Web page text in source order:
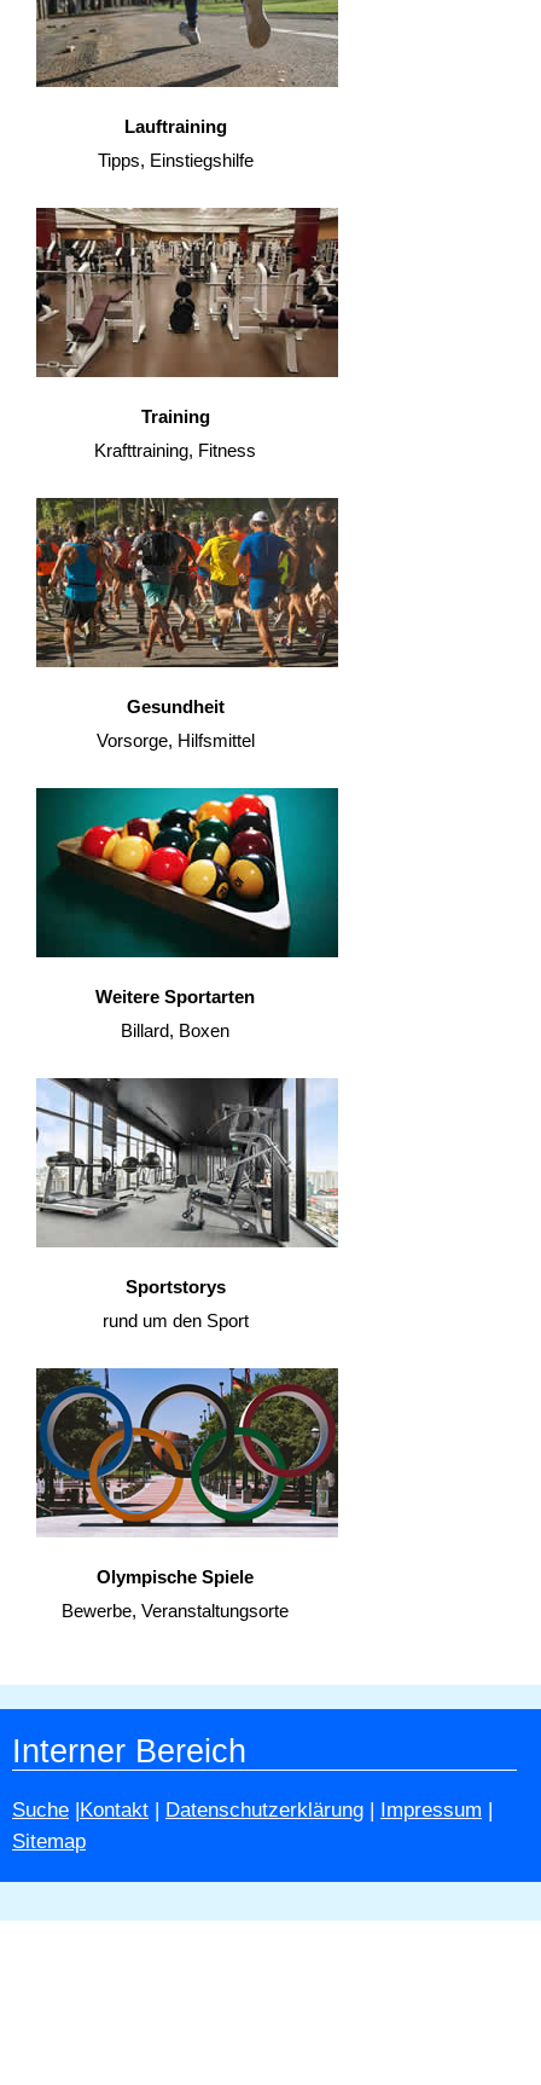
Lauftraining
Tipps, Einstiegshilfe
Training
Krafttraining, Fitness
Gesundheit
Vorsorge, Hilfsmittel
Weitere Sportarten
Billard, Boxen
Sportstorys
rund um den Sport
Olympische Spiele
Bewerbe, Veranstaltungsorte
Interner Bereich
Suche |Kontakt | Datenschutzerklärung | Impressum |
Sitemap